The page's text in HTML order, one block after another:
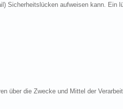
Sicherheitslücken aufweisen kann. Ein
über die Zwecke und Mittel der